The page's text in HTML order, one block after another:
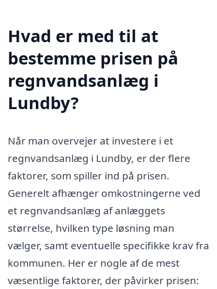
Hvad er med til at
bestemme prisen på
regnvandsanlæg i
Lundby?
Når man overvejer at investere i et
regnvandsanlæg i Lundby, er der flere
faktorer, som spiller ind på prisen.
Generelt afhænger omkostningerne ved
et regnvandsanlæg af anlæggets
størrelse, hvilken type løsning man
vælger, samt eventuelle specifikke krav fra
kommunen. Her er nogle af de mest
væsentlige faktorer, der påvirker prisen: